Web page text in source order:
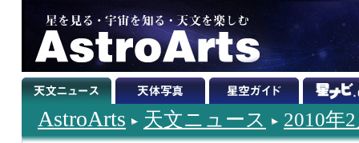
AstroArts 天文ニュース 2010年